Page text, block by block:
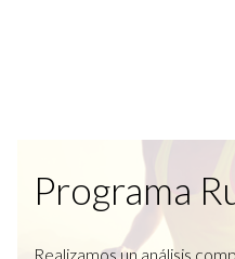
Programa
Realizamos un análisis